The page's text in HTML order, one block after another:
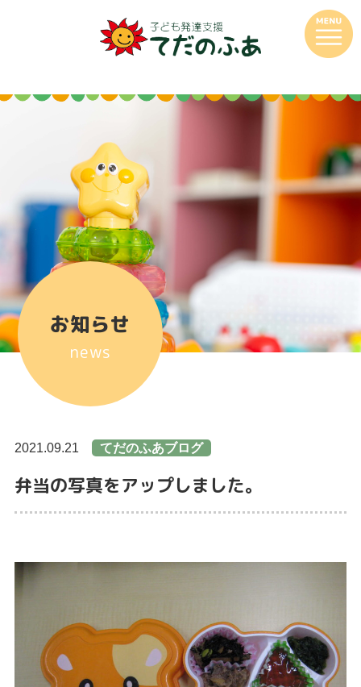
お知らせ
news
2021.09.21 てだのふあブログ
弁当の写真をアップしました。